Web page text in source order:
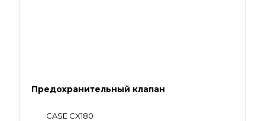
Предохранительный клапан
CASE CX180